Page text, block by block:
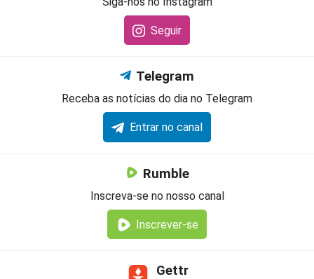
Seguir
Telegram
Receba as notícias do dia no Telegram
Entrar no canal
Rumble
Inscreva-se no nosso canal
Inscrever-se
Gettr